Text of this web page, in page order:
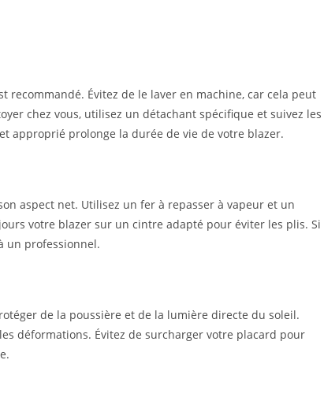
recommandé. Évitez de le laver en machine, car cela peut
chez vous, utilisez un détachant spécifique et suivez les
approprié prolonge la durée de vie de votre blazer.
aspect net. Utilisez un fer à repasser à vapeur et un
votre blazer sur un cintre adapté pour éviter les plis. Si
un professionnel.
de la poussière et de la lumière directe du soleil.
déformations. Évitez de surcharger votre placard pour